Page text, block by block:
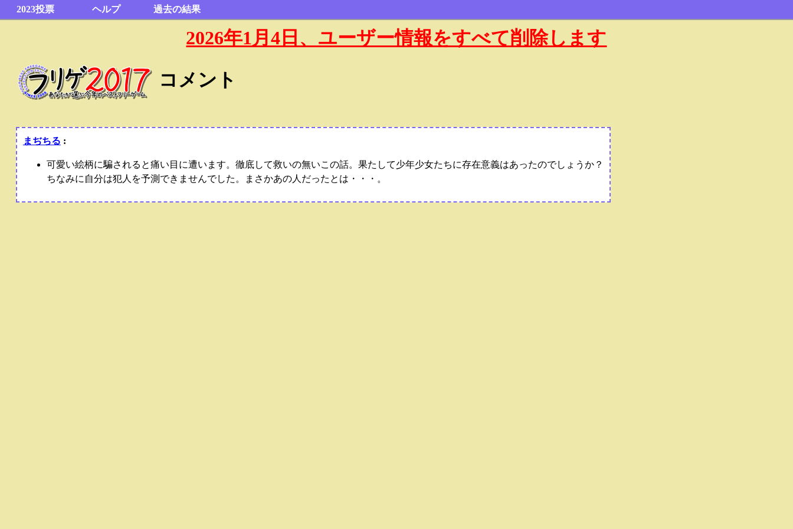
2023投票 ヘルプ 過去の結果
2026年1月4日、ユーザー情報をすべて削除します
コメント
まぢちる :
可愛い絵柄に騙されると痛い目に遭います。徹底して救いの無いこの話。果たして少年少女たちに存在意義はあったのでしょうか？
ちなみに自分は犯人を予測できませんでした。まさかあの人だったとは・・・。